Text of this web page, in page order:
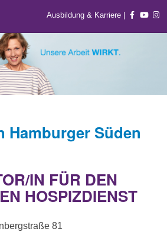
Ausbildung & Karriere |
Hamburger Süden
IN FÜR DEN
HOSPIZDIENST
81